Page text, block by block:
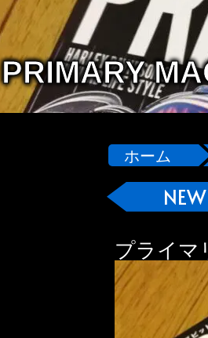
PRIMARY
ホーム
プライマ